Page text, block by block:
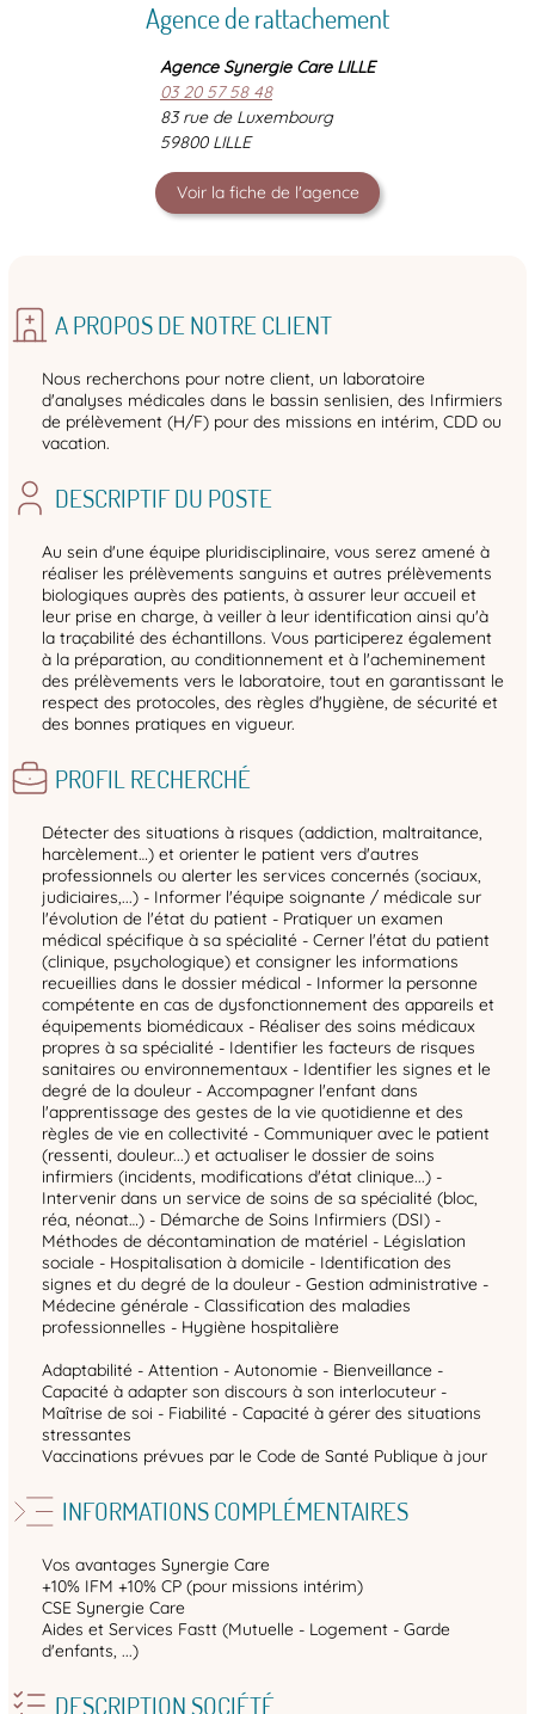
Agence de rattachement
Agence Synergie Care LILLE
03 20 57 58 48
83 rue de Luxembourg
59800 LILLE
Voir la fiche de l'agence
A PROPOS DE NOTRE CLIENT
Nous recherchons pour notre client, un laboratoire
d'analyses médicales dans le bassin senlisien, des Infirmiers
de prélèvement (H/F) pour des missions en intérim, CDD ou
vacation.
DESCRIPTIF DU POSTE
Au sein d'une équipe pluridisciplinaire, vous serez amené à
réaliser les prélèvements sanguins et autres prélèvements
biologiques auprès des patients, à assurer leur accueil et
leur prise en charge, à veiller à leur identification ainsi qu'à
la traçabilité des échantillons. Vous participerez également
à la préparation, au conditionnement et à l'acheminement
des prélèvements vers le laboratoire, tout en garantissant le
respect des protocoles, des règles d'hygiène, de sécurité et
des bonnes pratiques en vigueur.
PROFIL RECHERCHÉ
Détecter des situations à risques (addiction, maltraitance,
harcèlement…) et orienter le patient vers d'autres
professionnels ou alerter les services concernés (sociaux,
judiciaires,...) - Informer l'équipe soignante / médicale sur
l'évolution de l'état du patient - Pratiquer un examen
médical spécifique à sa spécialité - Cerner l'état du patient
(clinique, psychologique) et consigner les informations
recueillies dans le dossier médical - Informer la personne
compétente en cas de dysfonctionnement des appareils et
équipements biomédicaux - Réaliser des soins médicaux
propres à sa spécialité - Identifier les facteurs de risques
sanitaires ou environnementaux - Identifier les signes et le
degré de la douleur - Accompagner l'enfant dans
l'apprentissage des gestes de la vie quotidienne et des
règles de vie en collectivité - Communiquer avec le patient
(ressenti, douleur...) et actualiser le dossier de soins
infirmiers (incidents, modifications d'état clinique...) -
Intervenir dans un service de soins de sa spécialité (bloc,
réa, néonat…) - Démarche de Soins Infirmiers (DSI) -
Méthodes de décontamination de matériel - Législation
sociale - Hospitalisation à domicile - Identification des
signes et du degré de la douleur - Gestion administrative -
Médecine générale - Classification des maladies
professionnelles - Hygiène hospitalière
Adaptabilité - Attention - Autonomie - Bienveillance -
Capacité à adapter son discours à son interlocuteur -
Maîtrise de soi - Fiabilité - Capacité à gérer des situations
stressantes
Vaccinations prévues par le Code de Santé Publique à jour
INFORMATIONS COMPLÉMENTAIRES
Vos avantages Synergie Care
+10% IFM +10% CP (pour missions intérim)
CSE Synergie Care
Aides et Services Fastt (Mutuelle - Logement - Garde
d'enfants, ...)
DESCRIPTION SOCIÉTÉ